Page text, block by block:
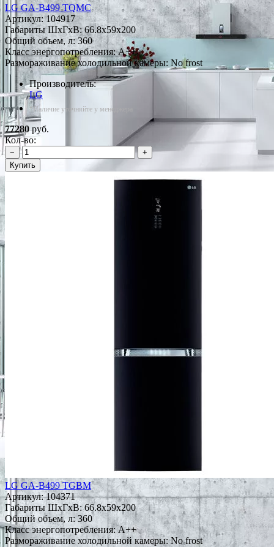
LG GA-B499 TQMC
Артикул:104917
Габариты ШxГxВ: 66.8x59x200
Общий объем, л: 360
Класс энергопотребления: A++
Размораживание холодильной камеры: No frost
Производитель:
LG
*Наличие уточняйте у менеджера
77280руб.
Кол-во:
−
+
Купить
LG GA-B499 TGBM
Артикул:104371
Габариты ШxГxВ: 66.8x59x200
Общий объем, л: 360
Класс энергопотребления: A++
Размораживание холодильной камеры: No frost